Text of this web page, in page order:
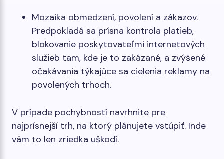
Mozaika obmedzení, povolení a zákazov.
Predpokladá sa prísna kontrola platieb,
blokovanie poskytovateľmi internetových
služieb tam, kde je to zakázané, a zvýšené
očakávania týkajúce sa cielenia reklamy na
povolených trhoch.
V prípade pochybností navrhnite pre
najprísnejší trh, na ktorý plánujete vstúpiť. Inde
vám to len zriedka uškodí.